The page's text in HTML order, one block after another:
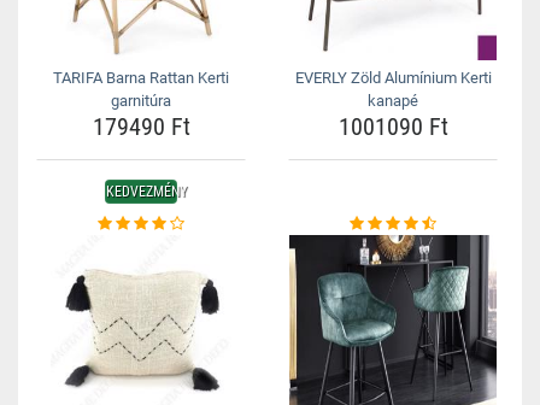
TARIFA Barna Rattan Kerti
garnitúra
179490 Ft
EVERLY Zöld Alumínium Kerti
kanapé
1001090 Ft
KEDVEZMÉNY